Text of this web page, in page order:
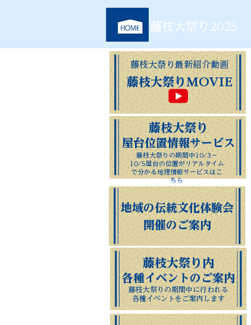
​藤枝大祭り2025
藤枝大祭り最新紹介動画
藤枝大祭りMOVIE
​藤枝大祭り
屋台位置情報サービス
藤枝大祭りの期間中10/3～
10/5屋台の位置がリアルタイム
で分かる​地理情報サービスはこ
ちら
地域の伝統文化体験会​
開催のご案内
藤枝大祭り内
各種イベントのご案内
藤枝大祭りの期間中に行われる
各種イベントをご案内します